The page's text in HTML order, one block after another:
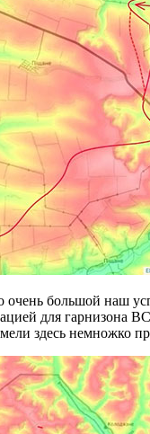
очень большой наш
для
здесь немножко